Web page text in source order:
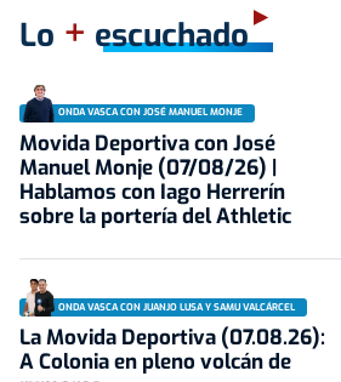
Lo + escuchado
ONDA VASCA CON JOSÉ MANUEL MONJE
Movida Deportiva con José
Manuel Monje (07/08/26) |
Hablamos con Iago Herrerín
sobre la portería del Athletic
ONDA VASCA CON JUANJO LUSA Y SAMU VALCÁRCEL
La Movida Deportiva (07.08.26):
A Colonia en pleno volcán de